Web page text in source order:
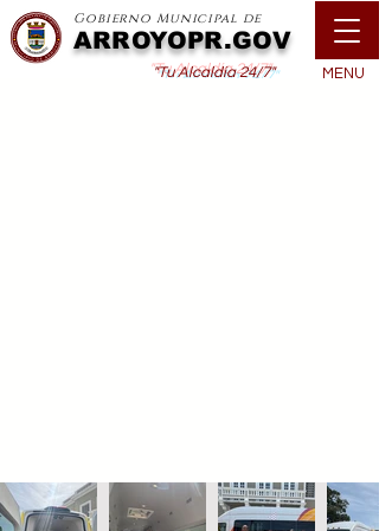
Gobierno Municipal de
ARROYOPR.GOV
"Tu Alcaldía 24/7" MENU